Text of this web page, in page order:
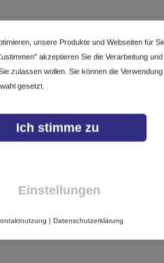
unsere Produkte und Webseiten für
akzeptieren Sie die Verarbeitung
zulassen wollen. Sie können die
gesetzt.
Ich stimme zu
Einstellungen
| Datenschutzerklärung